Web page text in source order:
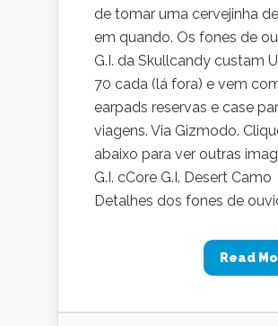
de tomar uma cervejinha
em quando. Os fones de
G.I. da Skullcandy custam
70 cada (lá fora) e vem
earpads reservas e case
viagens. Via Gizmodo.
abaixo para ver outras
G.I. cCore G.I. Desert Camo
Detalhes dos fones de
Read